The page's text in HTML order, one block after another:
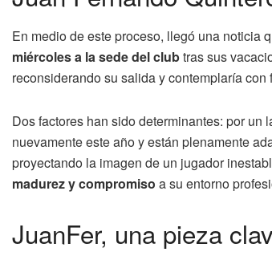
En medio de este proceso, llegó una noticia
miércoles a la sede del clubtras sus
reconsiderando su salida y contemplaría con
Dos factores han sido determinantes: por un
nuevamente este año y están plenamente
proyectando la imagen de un jugador
madurez y compromiso a su entorno
JuanFer, una pieza